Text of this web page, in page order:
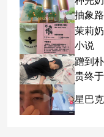
抽象
茉莉
小说
蹭到
贵终
星巴